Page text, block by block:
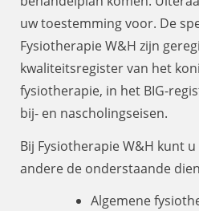
uw toestemming voor. De
Fysiotherapie W&H zijn
kwaliteitsregister van het
fysiotherapie, in het BIG-
bij- en nascholingseisen.
Bij Fysiotherapie W&H kunt
andere de onderstaande
Algemene